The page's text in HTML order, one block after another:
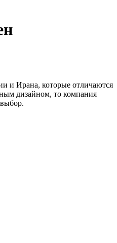
и Ирана, которые отличаются
дизайном, то компания